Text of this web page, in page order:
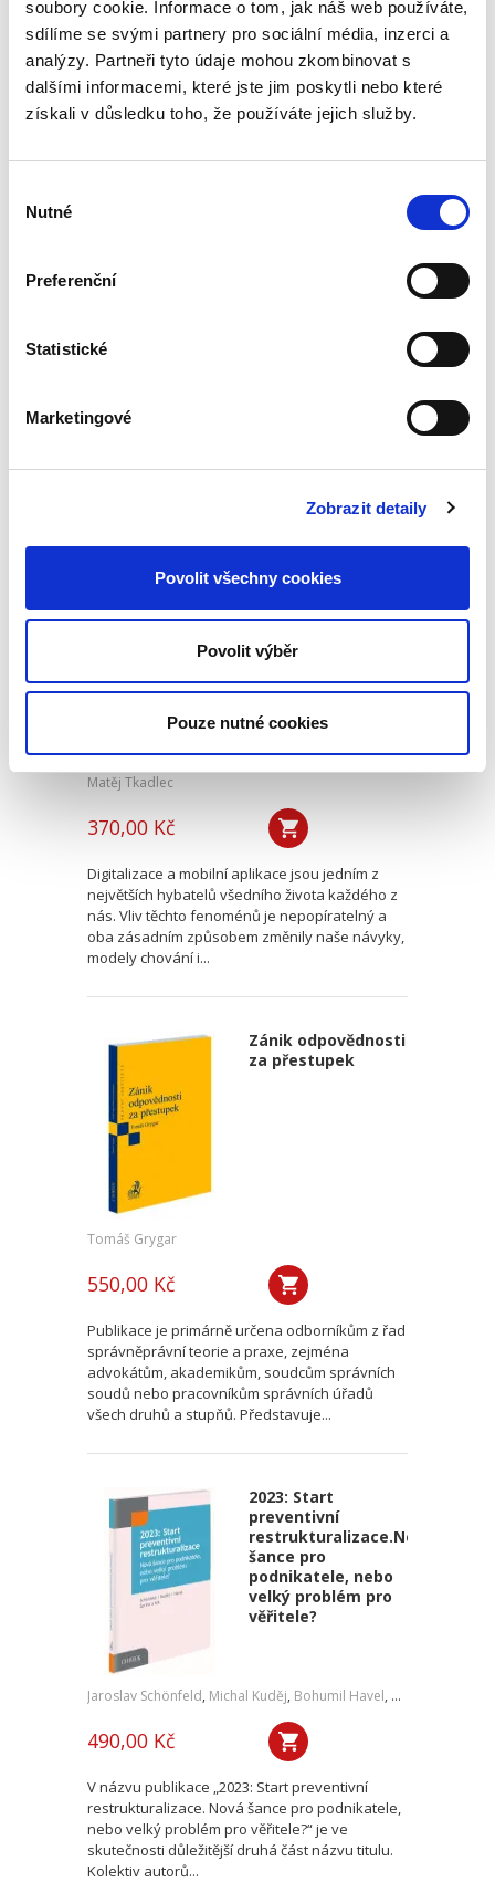
soubory cookie. Informace o tom, jak náš web používáte,
sdílíme se svými partnery pro sociální média, inzerci a
analýzy. Partneři tyto údaje mohou zkombinovat s
dalšími informacemi, které jste jim poskytli nebo které
získali v důsledku toho, že používáte jejich služby.
souhlasu
Nutné
Preferenční
Statistické
Marketingové
Zobrazit detaily
Povolit všechny cookies
Povolit výběr
Pouze nutné cookies
2019/1158 ze dne 20. června 2019 o rovnováze
mezi pracovním a...
Dvacet let
aplikace práva EU
Jak právo EU ovlivňuje výklad a aplikaci
Postavení
měnícím se světě
závislé práce se
zaměřením na
digitální platformy
Matěj Tkadlec
370,00 Kč
Digitalizace a mobilní aplikace jsou jedním z
největších hybatelů všedního života každého z
nás. Vliv těchto fenoménů je nepopíratelný a
oba zásadním způsobem změnily naše návyky,
modely chování i...
Zánik odpovědnosti
za přestupek
Tomáš Grygar
550,00 Kč
Publikace je primárně určena odborníkům z řad
správněprávní teorie a praxe, zejména
advokátům, akademikům, soudcům správních
soudů nebo pracovníkům správních úřadů
všech druhů a stupňů. Představuje...
2023: Start
preventivní
restrukturalizace.Nová
šance pro
podnikatele, nebo
velký problém pro
věřitele?
Jaroslav Schönfeld, Michal Kuděj, Bohumil Havel, Petr Sprinz
490,00 Kč
V názvu publikace „2023: Start preventivní
restrukturalizace. Nová šance pro podnikatele,
nebo velký problém pro věřitele?“ je ve
skutečnosti důležitější druhá část názvu titulu.
Kolektiv autorů...